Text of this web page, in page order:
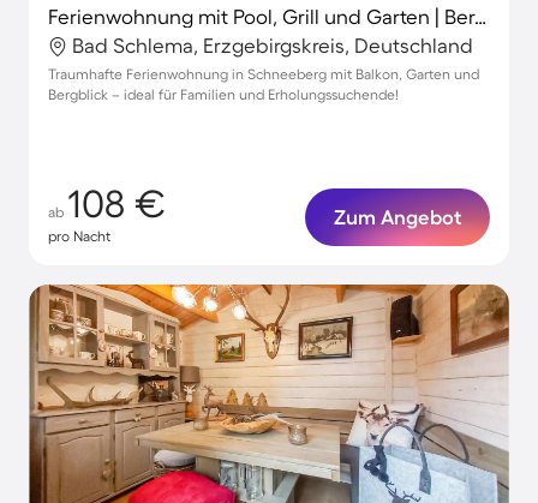
Ferienwohnung mit Pool, Grill und Garten | Bergblick
Bad Schlema, Erzgebirgskreis, Deutschland
Traumhafte Ferienwohnung in Schneeberg mit Balkon, Garten und
Bergblick – ideal für Familien und Erholungssuchende!
ab 108 €
pro Nacht
Zum Angebot